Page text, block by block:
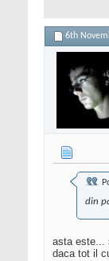
6th
din
asta este...
daca tot il